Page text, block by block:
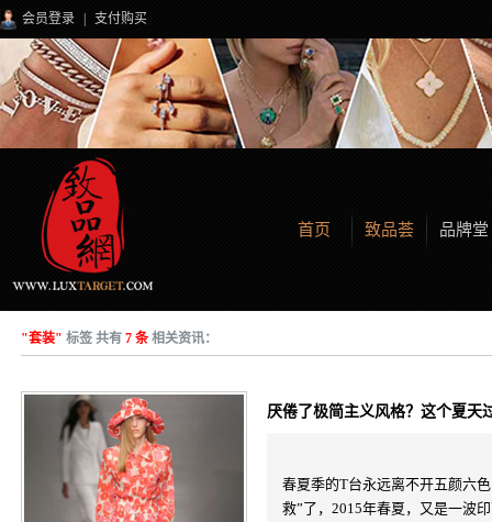
会员登录 支付购买
首页 致品荟 品牌堂
"套装" 标签 共有 7 条相关资讯：
厌倦了极简主义风格？这个夏天
春夏季的T台永远离不开五颜六
救”了，2015年春夏，又是一波